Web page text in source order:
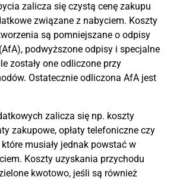
zalicza się czystą cenę zakupu
związane z nabyciem. Koszty
są pomniejszane o odpisy
podwyższone odpisy i specjalne
zostały one odliczone przy
Ostatecznie odliczona AfA jest
zalicza się np. koszty
zakupowe, opłaty telefoniczne czy
musiały jednak powstać w
Koszty uzyskania przychodu
kwotowo, jeśli są również